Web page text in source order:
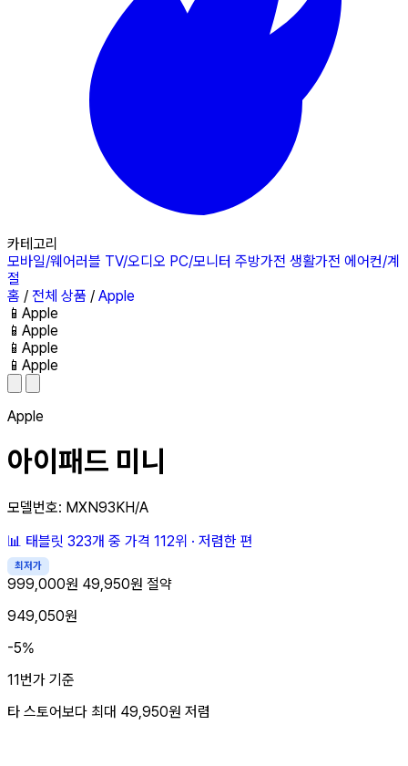
카테고리
모바일/웨어러블 TV/오디오 PC/모니터 주방가전 생활가전 에어컨/계
절
홈 / 전체 상품 / Apple
📱 Apple
📱 Apple
📱 Apple
📱 Apple
Apple
아이패드 미니
모델번호: MXN93KH/A
📊 태블릿 323개 중 가격 112위 · 저렴한 편
최저가
999,000원 49,950원 절약
949,050원
-5%
11번가 기준
타 스토어보다 최대 49,950원 저렴